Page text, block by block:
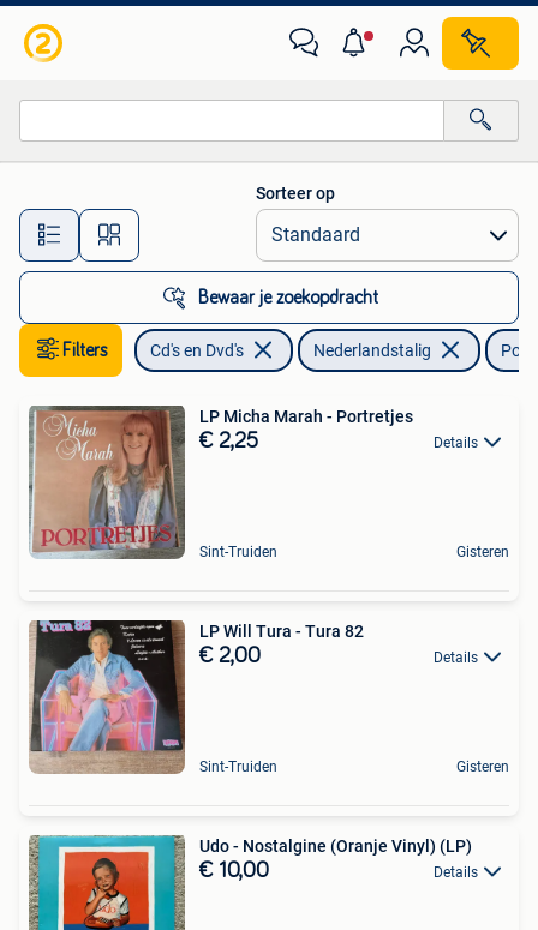
Alle afstanden…
Sorteer op
Bewaar je zoekopdracht
Filters Cd's en Dvd's Nederlandstalig Pop
LP Micha Marah - Portretjes
€ 2,25 Details
Sint-Truiden Gisteren
LP Will Tura - Tura 82
€ 2,00 Details
Sint-Truiden Gisteren
Udo - Nostalgine (Oranje Vinyl) (LP)
€ 10,00 Details